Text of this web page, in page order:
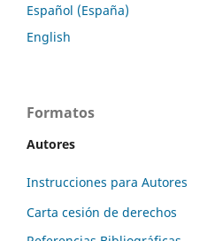
Español (España)
English
Formatos
Autores
Instrucciones para Autores
Carta cesión de derechos